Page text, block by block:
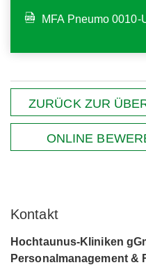
MFA Pneumo 0010-
ZURÜCK ZUR
ONLINE
Kontakt
Hochtaunus-Kliniken
Personalmanagement &